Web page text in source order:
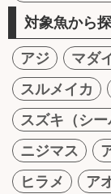
対象魚から
アジ マダ
スルメイカ
スズキ（シー
ニジマス
ヒラメ
ア